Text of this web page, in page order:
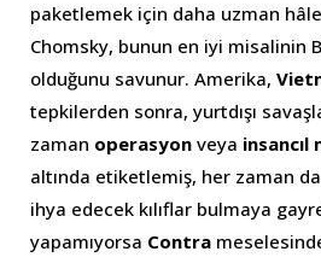
paketlemek için daha uzman
Chomsky, bunun en iyi misalinin
olduğunu savunur. Amerika,
tepkilerden sonra, yurtdışı
zaman operasyon veya insancıl
altında etiketlemiş, her zaman da
ihya edecek kılıflar bulmaya
yapamıyorsa Contra